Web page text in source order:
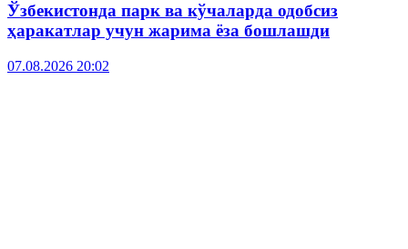
Ўзбекистонда парк ва кўчаларда одобсиз
ҳаракатлар учун жарима ёза бошлашди
07.08.2026 20:02